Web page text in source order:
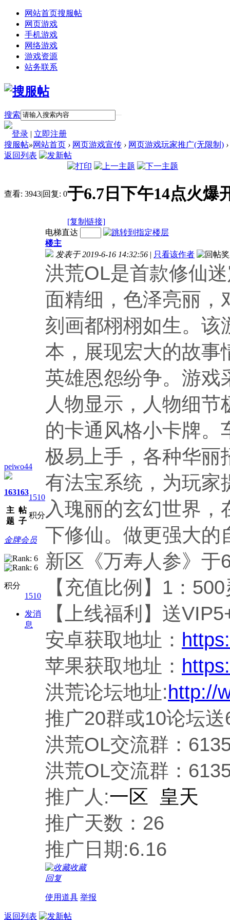
网站首页搜服帖
网页游戏
手机游戏
网络游戏
游戏资源
站务联系
搜索
登录 | 立即注册
搜服帖»网站首页 › 网页游戏宣传 › 网页游戏玩家推广(无限制) ›
返回列表
查看: 3943|回复: 0于6.7日下午14点火爆
[复制链接]
peiwo44
163
主
题
163
帖
子
1510
积分
金牌会员
积分
1510
发消
息
电梯直达
楼主
发表于 2019-6-16 14:32:56 | 只看该作者
洪荒OL是首款修仙
面精细，色泽亮丽，
刻画都栩栩如生。该
本，展现宏大的故事
英雄恩怨纷争。游戏
人物显示，人物细
的卡通风格小卡牌。
极易上手，各种华丽
有法宝系统，为玩家
入瑰丽的玄幻世界
下修仙。做更强大的
新区《万寿人参》于
【充值比例】1：
【上线福利】送
安卓获取地址：
苹果获取地址：
洪荒论坛地址:http://
推广20群或10论坛
洪荒OL交流群：
洪荒OL交流群：
推广人:一区 皇天
推广天数：26
推广日期:6.16
收藏
回复
使用道具 举报
返回列表